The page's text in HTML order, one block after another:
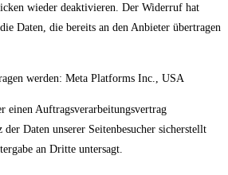
wieder deaktivieren. Der Widerruf hat
Daten, die bereits an den Anbieter übertragen
werden: Meta Platforms Inc., USA
einen Auftragsverarbeitungsvertrag
der Daten unserer Seitenbesucher sicherstellt
an Dritte untersagt.